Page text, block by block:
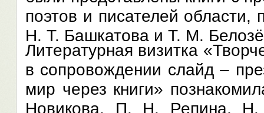
поэтов и писателей области,
Н. Т. Башкатова и Т. М.
Литературная визитка
в сопровождении слайд –
мир через книги»
Новикова, П. Н. Репина,